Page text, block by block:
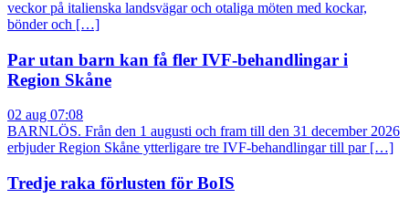
veckor på italienska landsvägar och otaliga möten med kockar,
bönder och […]
Par utan barn kan få fler IVF-behandlingar i
Region Skåne
02 aug 07:08
BARNLÖS. Från den 1 augusti och fram till den 31 december 2026
erbjuder Region Skåne ytterligare tre IVF-behandlingar till par […]
Tredje raka förlusten för BoIS